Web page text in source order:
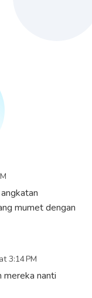
mumet dengan
3:14 PM
mereka nanti